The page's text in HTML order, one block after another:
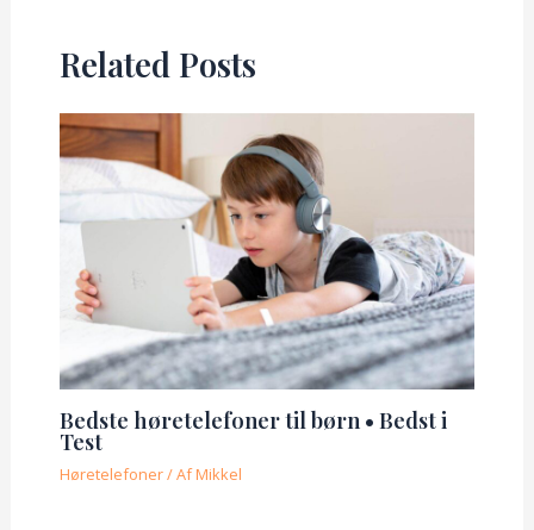
Related Posts
Bedste høretelefoner til børn • Bedst i
Test
Høretelefoner/ AfMikkel